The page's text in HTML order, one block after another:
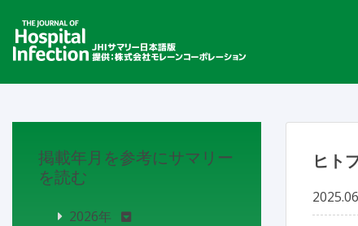
ヒト
掲載年月を参考にサマリー
を読む
2026年